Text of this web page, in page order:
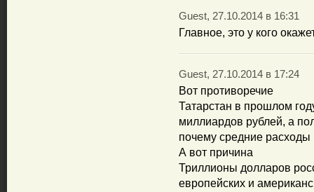
Guest, 27.10.2014 в 16:31
Главное, это у кого
Guest, 27.10.2014 в 17:24
Вот противоречие
Татарстан в прошлом
миллиардов рублей, а
почему средние
А вот причина
Триллионы долларов
европейских и